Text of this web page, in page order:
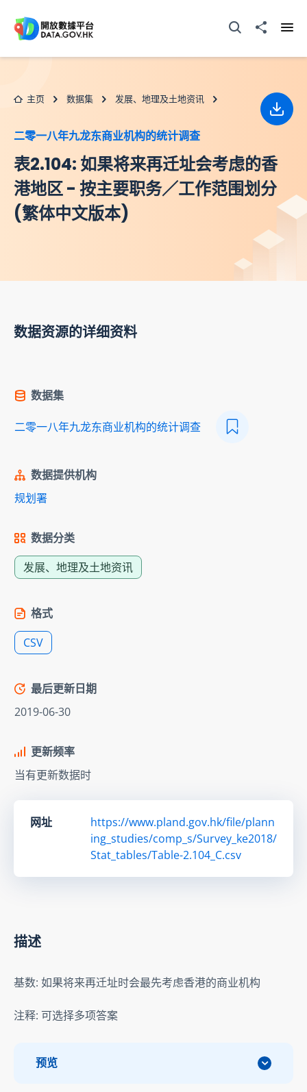
打开搜寻器分享至
主页 数据集 发展、地理及土地资讯
二零一八年九龙东商业机构的统计调查
表2.104: 如果将来再迁址会考虑的香
港地区 - 按主要职务／工作范围划分
(繁体中文版本)
下载
数据资源的详细资料
数据集
二零一八年九龙东商业机构的统计调查
数据提供机构
规划署
数据分类
发展、地理及土地资讯
格式
CSV
最后更新日期
2019-06-30
更新频率
当有更新数据时
网址
https://www.pland.gov.hk/file/plann
ing_studies/comp_s/Survey_ke2018/
Stat_tables/Table-2.104_C.csv
描述
基数: 如果将来再迁址时会最先考虑香港的商业机构
注释: 可选择多项答案
预览